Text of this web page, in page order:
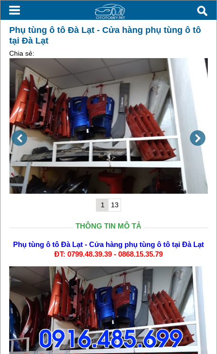
Phụ tùng ô tô Đà Lạt - Cửa hàng phụ tùng ô tô
tại Đà Lạt
Chia sẻ:
1 13
THÔNG TIN MÔ TẢ
Phụ tùng ô tô Đà Lạt - Cửa hàng phụ tùng ô tô tại Đà Lạt
ĐT: 0799.48.39.39 - 0868.15.35.79